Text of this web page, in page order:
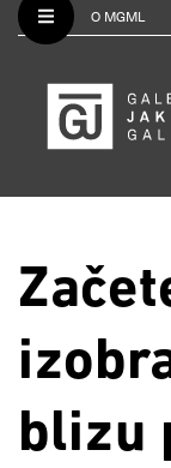
O MGML
blizu